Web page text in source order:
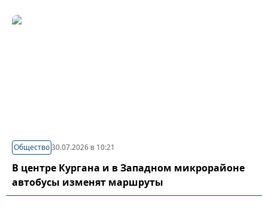
Общество30.07.2026 в 10:21
В центре Кургана и в Западном микрорайоне
автобусы изменят маршруты